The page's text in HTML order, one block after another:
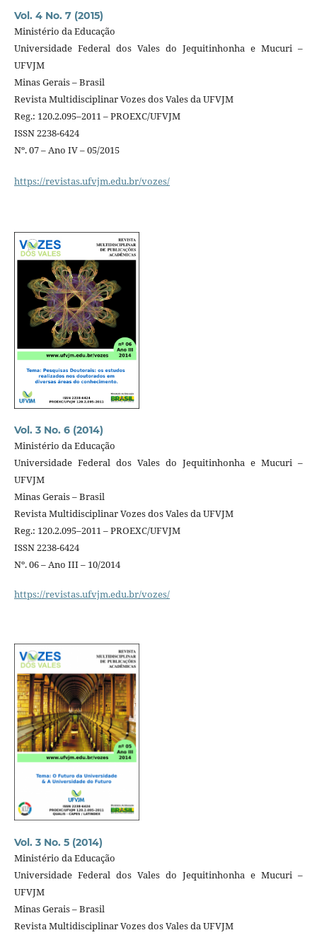
Vol. 4 No. 7 (2015)
Ministério da Educação
Universidade Federal dos Vales do Jequitinhonha e Mucuri –
UFVJM
Minas Gerais – Brasil
Revista Multidisciplinar Vozes dos Vales da UFVJM
Reg.: 120.2.095–2011 – PROEXC/UFVJM
ISSN 2238-6424
Nº. 07 – Ano IV – 05/2015
https://revistas.ufvjm.edu.br/vozes/
Vol. 3 No. 6 (2014)
Ministério da Educação
Universidade Federal dos Vales do Jequitinhonha e Mucuri –
UFVJM
Minas Gerais – Brasil
Revista Multidisciplinar Vozes dos Vales da UFVJM
Reg.: 120.2.095–2011 – PROEXC/UFVJM
ISSN 2238-6424
Nº. 06 – Ano III – 10/2014
https://revistas.ufvjm.edu.br/vozes/
Vol. 3 No. 5 (2014)
Ministério da Educação
Universidade Federal dos Vales do Jequitinhonha e Mucuri –
UFVJM
Minas Gerais – Brasil
Revista Multidisciplinar Vozes dos Vales da UFVJM